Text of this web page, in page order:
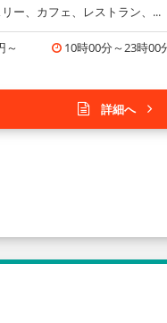
リー、カフェ、レストラン、...
～ 10時00分～23時00
詳細へ